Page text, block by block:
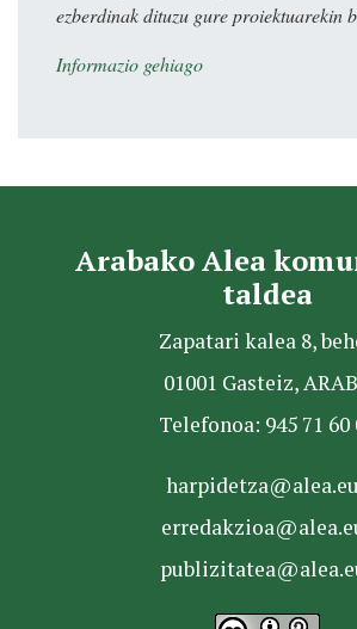
ezberdinak dituzu gure proiektuarekin
Informazio gehiago
Arabako Alea
taldea
Zapatari kalea 8,
01001 Gasteiz,
Telefonoa: 945 71 60